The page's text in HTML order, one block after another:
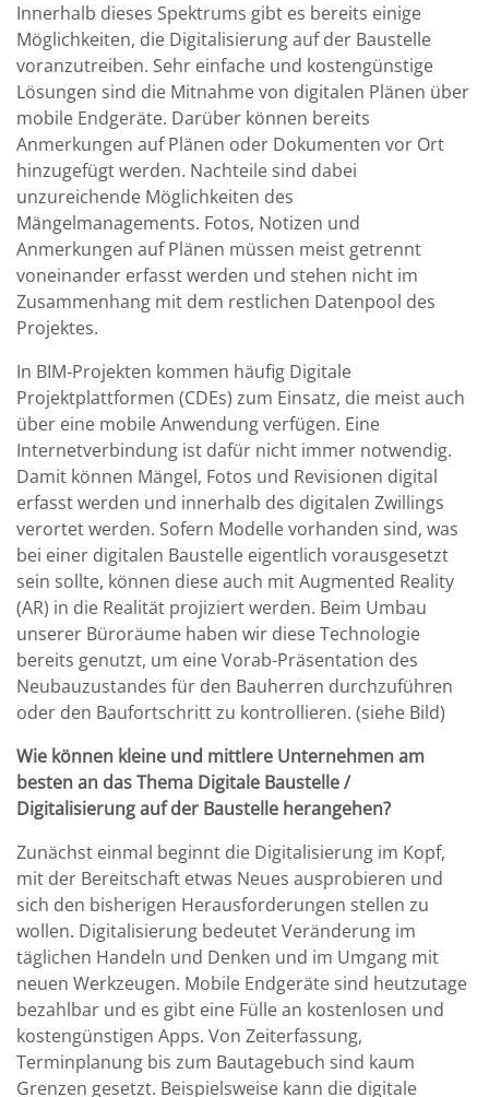
Innerhalb dieses Spektrums gibt es bereits einige
Möglichkeiten, die Digitalisierung auf der Baustelle
voranzutreiben. Sehr einfache und kostengünstige
Lösungen sind die Mitnahme von digitalen Plänen über
mobile Endgeräte. Darüber können bereits
Anmerkungen auf Plänen oder Dokumenten vor Ort
hinzugefügt werden. Nachteile sind dabei
unzureichende Möglichkeiten des
Mängelmanagements. Fotos, Notizen und
Anmerkungen auf Plänen müssen meist getrennt
voneinander erfasst werden und stehen nicht im
Zusammenhang mit dem restlichen Datenpool des
Projektes.
In BIM-Projekten kommen häufig Digitale
Projektplattformen (CDEs) zum Einsatz, die meist auch
über eine mobile Anwendung verfügen. Eine
Internetverbindung ist dafür nicht immer notwendig.
Damit können Mängel, Fotos und Revisionen digital
erfasst werden und innerhalb des digitalen Zwillings
verortet werden. Sofern Modelle vorhanden sind, was
bei einer digitalen Baustelle eigentlich vorausgesetzt
sein sollte, können diese auch mit Augmented Reality
(AR) in die Realität projiziert werden. Beim Umbau
unserer Büroräume haben wir diese Technologie
bereits genutzt, um eine Vorab-Präsentation des
Neubauzustandes für den Bauherren durchzuführen
oder den Baufortschritt zu kontrollieren. (siehe Bild)
Wie können kleine und mittlere Unternehmen am
besten an das Thema Digitale Baustelle /
Digitalisierung auf der Baustelle herangehen?
Zunächst einmal beginnt die Digitalisierung im Kopf,
mit der Bereitschaft etwas Neues ausprobieren und
sich den bisherigen Herausforderungen stellen zu
wollen. Digitalisierung bedeutet Veränderung im
täglichen Handeln und Denken und im Umgang mit
neuen Werkzeugen. Mobile Endgeräte sind heutzutage
bezahlbar und es gibt eine Fülle an kostenlosen und
kostengünstigen Apps. Von Zeiterfassung,
Terminplanung bis zum Bautagebuch sind kaum
Grenzen gesetzt. Beispielsweise kann die digitale